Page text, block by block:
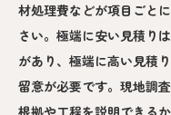
材処理費などが項目ごと
さい。極端に安い見積り
があり、極端に高い見積
留意が必要です。現地調